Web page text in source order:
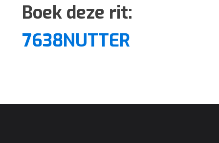
Boek deze rit:
7638NUTTER